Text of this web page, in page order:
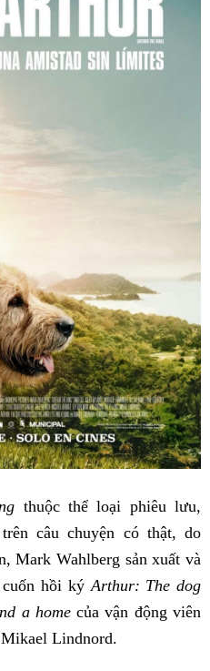
thuộc thể loại phiêu lưu,
câu chuyện có thật, do
Mark Wahlberg sản xuất và
cuốn hồi kýArthur: The dog
a homecủa vận động viên
Lindnord.